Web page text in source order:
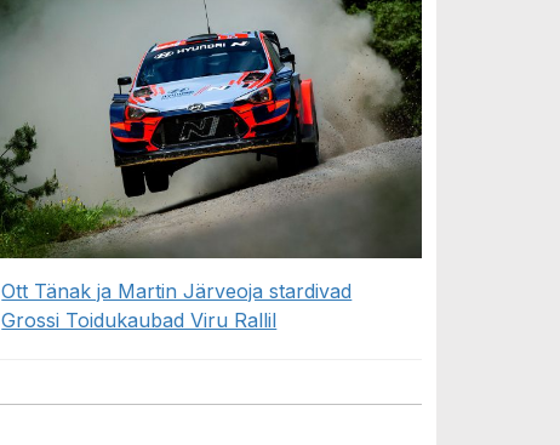
Ott Tänak ja Martin Järveoja stardivad
Grossi Toidukaubad Viru Rallil